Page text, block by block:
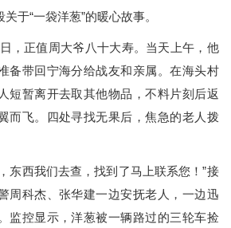
于“一袋洋葱”的暖心故事。
正值周大爷八十大寿。当天上午，他
备带回宁海分给战友和亲属。在海头村
短暂离开去取其他物品，不料片刻后返
而飞。四处寻找无果后，焦急的老人拨
西我们去查，找到了马上联系您！”接
周科杰、张华建一边安抚老人，一边迅
监控显示，洋葱被一辆路过的三轮车捡